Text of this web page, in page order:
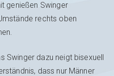
genießen Swinger
rechts oben
Swinger dazu neigt bisexuell
dass nur Männer